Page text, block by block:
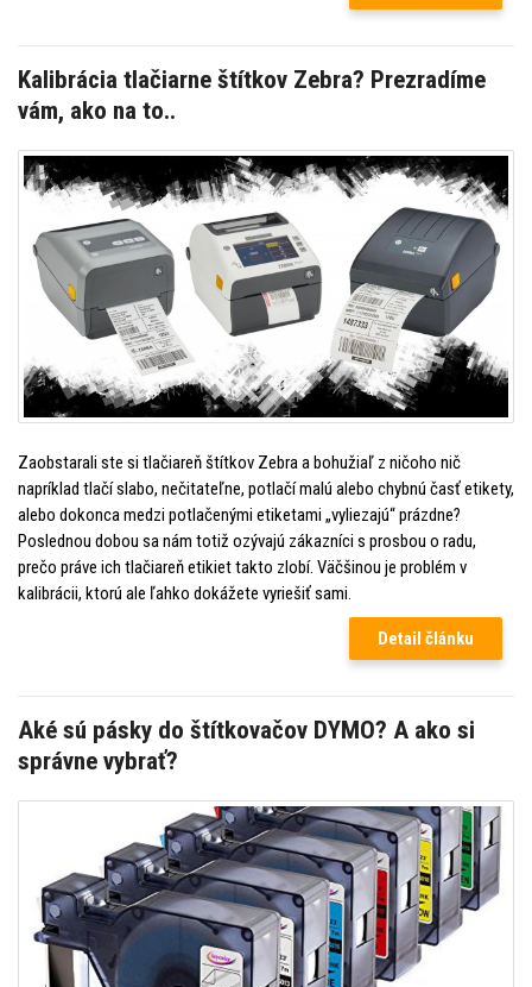
Kalibrácia tlačiarne štítkov Zebra? Prezradíme
vám, ako na to..
Zaobstarali ste si tlačiareň štítkov Zebra a bohužiaľ z ničoho nič
napríklad tlačí slabo, nečitateľne, potlačí malú alebo chybnú časť etikety,
alebo dokonca medzi potlačenými etiketami „vyliezajú“ prázdne?
Poslednou dobou sa nám totiž ozývajú zákazníci s prosbou o radu,
prečo práve ich tlačiareň etikiet takto zlobí. Väčšinou je problém v
kalibrácii, ktorú ale ľahko dokážete vyriešiť sami.
Detail článku
Aké sú pásky do štítkovačov DYMO? A ako si
správne vybrať?